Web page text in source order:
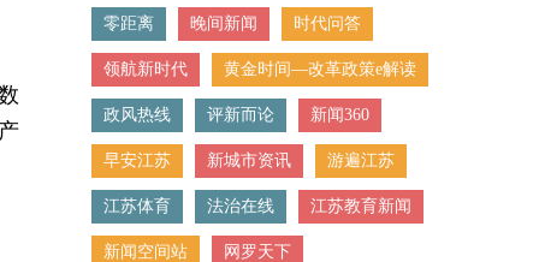
零距离 晚间新闻 时代问答
领航新时代 黄金时间—改革政策e解读
政风热线 评新而论 新闻360
早安江苏 新城市资讯 游遍江苏
江苏体育 法治在线 江苏教育新闻
新闻空间站 网罗天下